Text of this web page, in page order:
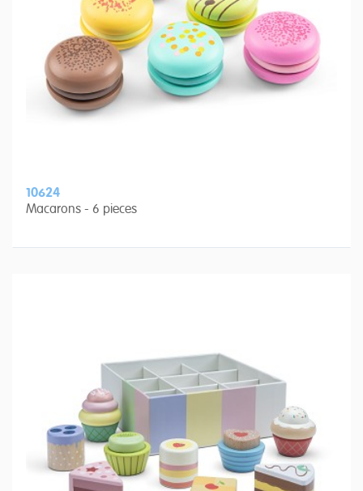
10624
Macarons - 6 pieces